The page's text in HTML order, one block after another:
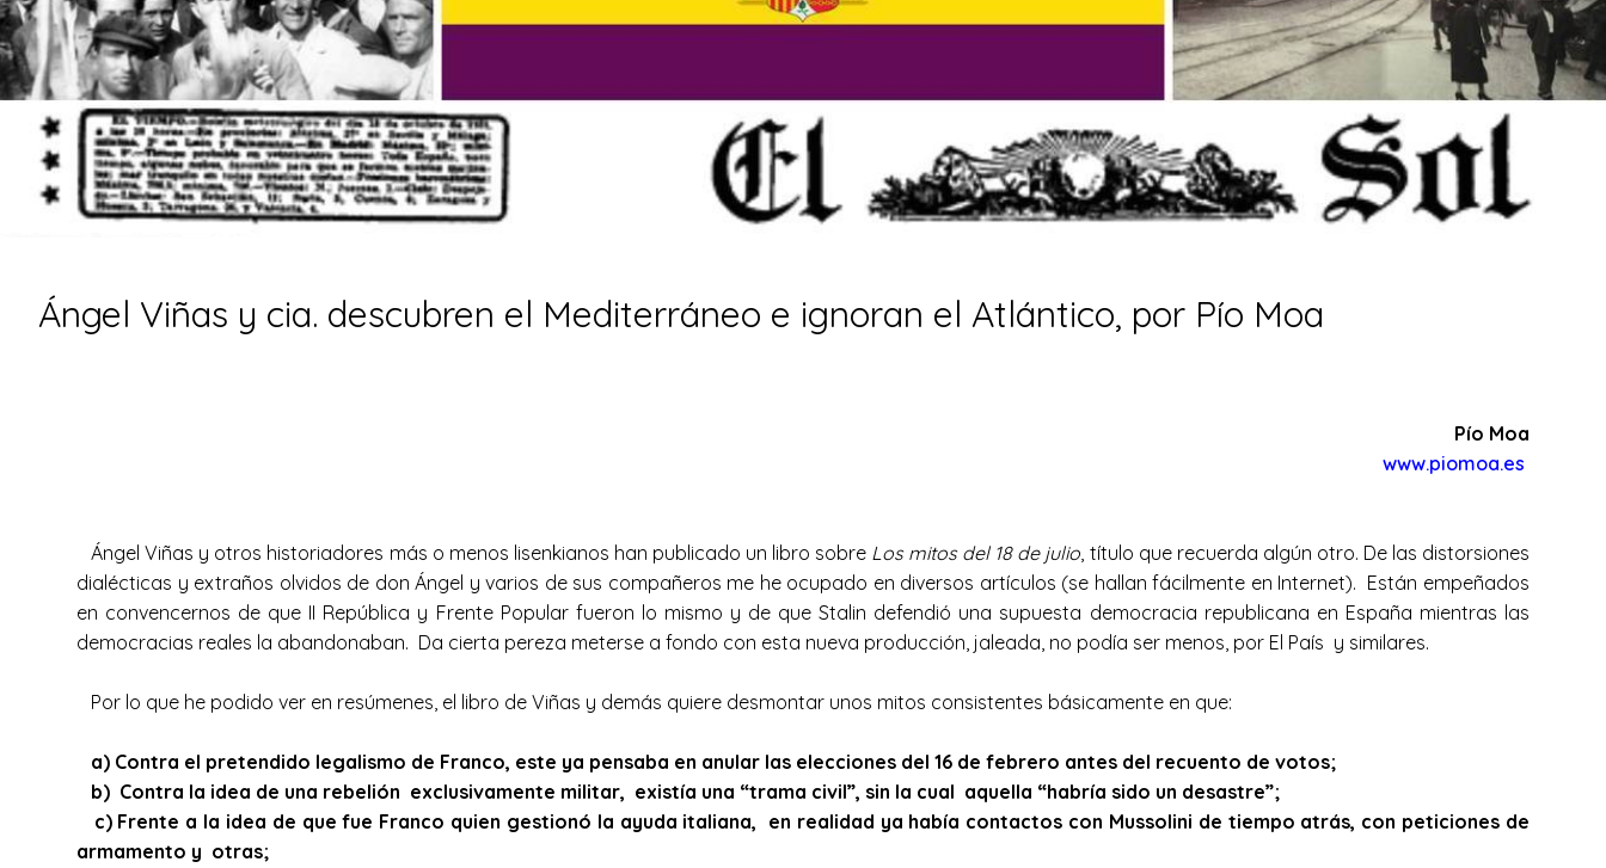
Ángel Viñas y cia. descubren el Mediterráneo e ignoran el Atlántico, por Pío Moa
Pío Moa
www.piomoa.es
Ángel Viñas y otros historiadores más o menos lisenkianos han publicado un libro sobre Los mitos del 18 de julio, título que recuerda algún otro. De las distorsiones
dialécticas y extraños olvidos de don Ángel y varios de sus compañeros me he ocupado en diversos artículos (se hallan fácilmente en Internet). Están empeñados
en convencernos de que II República y Frente Popular fueron lo mismo y de que Stalin defendió una supuesta democracia republicana en España mientras las
democracias reales la abandonaban. Da cierta pereza meterse a fondo con esta nueva producción, jaleada, no podía ser menos, por El País y similares.
Por lo que he podido ver en resúmenes, el libro de Viñas y demás quiere desmontar unos mitos consistentes básicamente en que:
a) Contra el pretendido legalismo de Franco, este ya pensaba en anular las elecciones del 16 de febrero antes del recuento de votos;
b) Contra la idea de una rebelión exclusivamente militar, existía una “trama civil”, sin la cual aquella “habría sido un desastre”;
c) Frente a la idea de que fue Franco quien gestionó la ayuda italiana, en realidad ya había contactos con Mussolini de tiempo atrás, con peticiones de
armamento y otras;